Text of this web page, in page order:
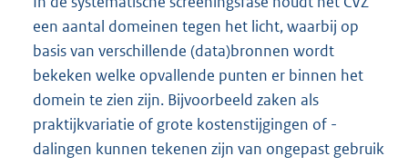
een aantal domeinen tegen het licht, waarbij op
basis van verschillende (data)bronnen wordt
bekeken welke opvallende punten er binnen het
domein te zien zijn. Bijvoorbeeld zaken als
praktijkvariatie of grote kostenstijgingen of -
dalingen kunnen tekenen zijn van ongepast gebruik